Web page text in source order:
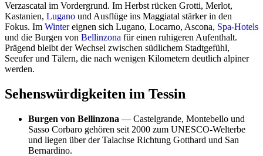
Verzascatal im Vordergrund. Im Herbst rücken Grotti, Merlot,
Kastanien, Lugano und Ausflüge ins Maggiatal stärker in den
Fokus. Im Wintereignen sich Lugano, Locarno, Ascona, Spa-Hotels
und die Burgen von Bellinzona für einen ruhigeren Aufenthalt.
Prägend bleibt der Wechsel zwischen südlichem Stadtgefühl,
Seeufer und Tälern, die nach wenigen Kilometern deutlich alpiner
werden.
Sehenswürdigkeiten im Tessin
Burgen von Bellinzona — Castelgrande, Montebello und
Sasso Corbaro gehören seit 2000 zum UNESCO-Welterbe
und liegen über der Talachse Richtung Gotthard und San
Bernardino.